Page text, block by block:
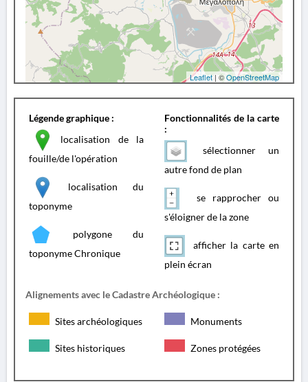
Leaflet | ©OpenStreetMap
Légende graphique :
localisation de la
fouille/de l'opération
localisation du
toponyme
polygone du
toponyme Chronique
Fonctionnalités de la carte
:
sélectionner un
autre fond de plan
se rapprocher ou
s'éloigner de la zone
afficher la carte en
plein écran
Alignements avec le Cadastre Archéologique :
Sites archéologiques Monuments
Sites historiques Zones protégées